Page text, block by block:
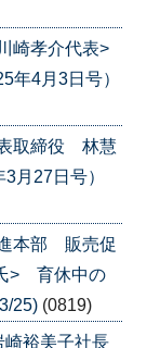
崎孝介代表>
4月3日号）
取締役 林慧
月27日号）
本部 販売促
> 育休中の
25) (0819)
裕美子社長